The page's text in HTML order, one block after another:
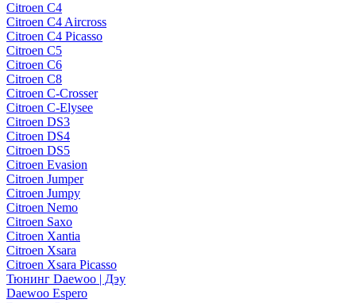
Citroen C4
Citroen C4 Aircross
Citroen C4 Picasso
Citroen C5
Citroen C6
Citroen C8
Citroen C-Crosser
Citroen C-Elysee
Citroen DS3
Citroen DS4
Citroen DS5
Citroen Evasion
Citroen Jumper
Citroen Jumpy
Citroen Nemo
Citroen Saxo
Citroen Xantia
Citroen Xsara
Citroen Xsara Picasso
Тюнинг Daewoo | Дэу
Daewoo Espero